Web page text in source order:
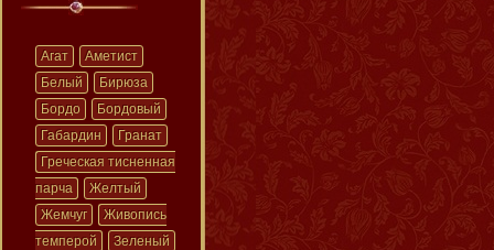
Агат
Аметист
Белый
Бирюза
Бордо
Бордовый
Габардин
Гранат
Греческая тисненная
парча
Желтый
Жемчуг
Живопись
темперой
Зеленый